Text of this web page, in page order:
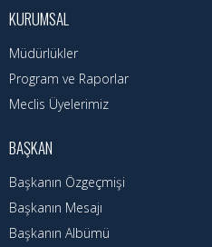
Vefat Edenler
Telefon Rehberi
İlçemiz
Cizre Tarihi
Muhtarlıklar
Nöbetçi Eczaneler
KURUMSAL
Müdürlükler
Program ve Raporlar
Meclis Üyelerimiz
BAŞKAN
Başkanın Özgeçmişi
Başkanın Mesajı
Başkanın Albümü